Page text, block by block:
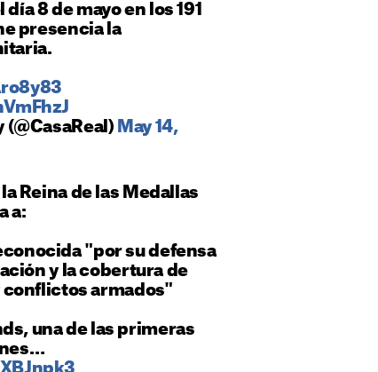
8 de mayo en los 191
presencia la
(@CasaReal) May 14,
Reina de las Medallas
a:
"por su defensa
y la cobertura de
armados"
una de las primeras